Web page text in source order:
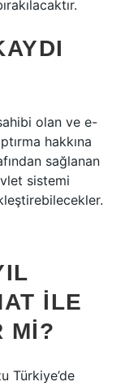
olan ve e-
hakkına
sağlanan
sistemi
ILE
MI?
Türkiye’de